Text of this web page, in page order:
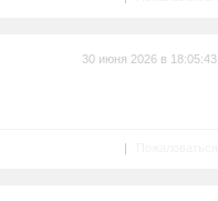
30 июня 2026 в 18:05:43
|